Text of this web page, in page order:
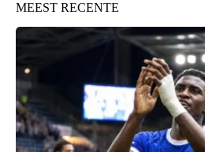
MEEST RECENTE